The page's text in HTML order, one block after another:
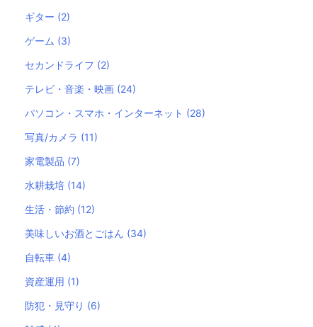
ギター (2)
ゲーム (3)
セカンドライフ (2)
テレビ・音楽・映画 (24)
パソコン・スマホ・インターネット (28)
写真/カメラ (11)
家電製品 (7)
水耕栽培 (14)
生活・節約 (12)
美味しいお酒とごはん (34)
自転車 (4)
資産運用 (1)
防犯・見守り (6)